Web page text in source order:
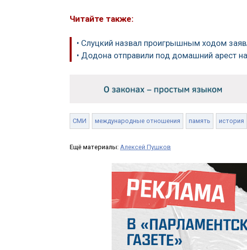
Читайте также:
• Слуцкий назвал проигрышным ходом
• Додона отправили под домашний арест
СМИ международные отношения память история
Ещё материалы: Алексей Пушков